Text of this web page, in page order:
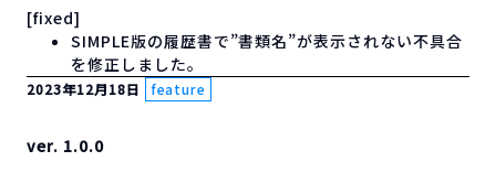
[fixed]
SIMPLE版の履歴書で”書類名”が表示されない不具合
を修正しました。
2023年12月18日 feature
ver. 1.0.0